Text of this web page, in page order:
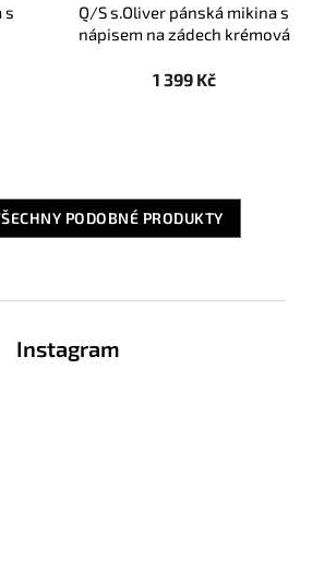
s
Q/S s.Oliver pánská mikina s
nápisem na zádech krémová
1 399 Kč
PODOBNÉ PRODUKTY
Instagram